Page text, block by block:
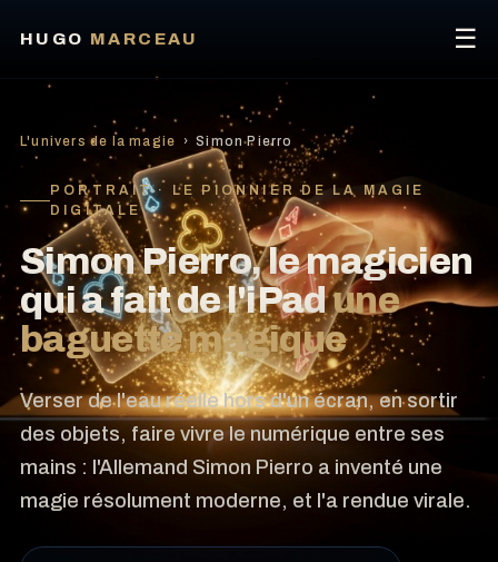
HUGO MARCEAU ☰
L'univers de la magie › Simon Pierro
PORTRAIT · LE PIONNIER DE LA MAGIE
DIGITALE
Simon Pierro, le magicien
qui a fait de l'iPadune
baguette magique
Verser de l'eau réelle hors d'un écran, en sortir
des objets, faire vivre le numérique entre ses
mains : l'Allemand Simon Pierro a inventé une
magie résolument moderne, et l'a rendue virale.